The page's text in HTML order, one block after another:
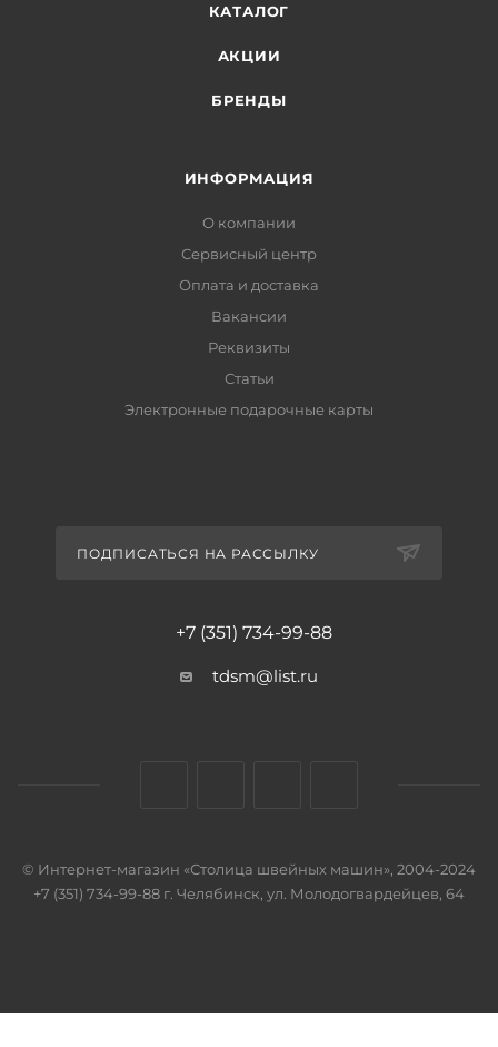
КАТАЛОГ
АКЦИИ
БРЕНДЫ
ИНФОРМАЦИЯ
О компании
Сервисный центр
Оплата и доставка
Вакансии
Реквизиты
Статьи
Электронные подарочные карты
ПОДПИСАТЬСЯ НА РАССЫЛКУ
+7 (351) 734-99-88
tdsm@list.ru
© Интернет-магазин «Столица швейных машин», 2004-2024
+7 (351) 734-99-88 г. Челябинск, ул. Молодогвардейцев, 64